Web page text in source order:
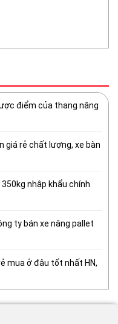
điểm của thang nâng
giá rẻ chất lượng, xe bàn
nhập khẩu chính
ty bán xe nâng pallet
mua ở đâu tốt nhất HN,